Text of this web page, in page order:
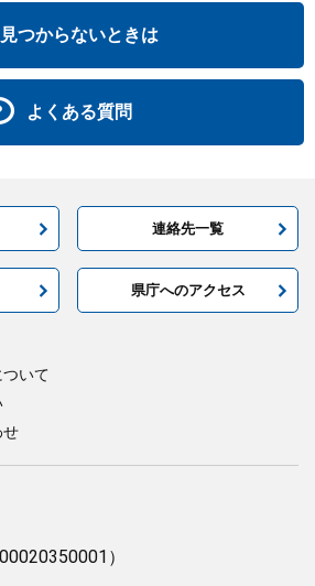
見つからないときは
よくある質問
連絡先一覧
県庁へのアクセス
）
いて
せ